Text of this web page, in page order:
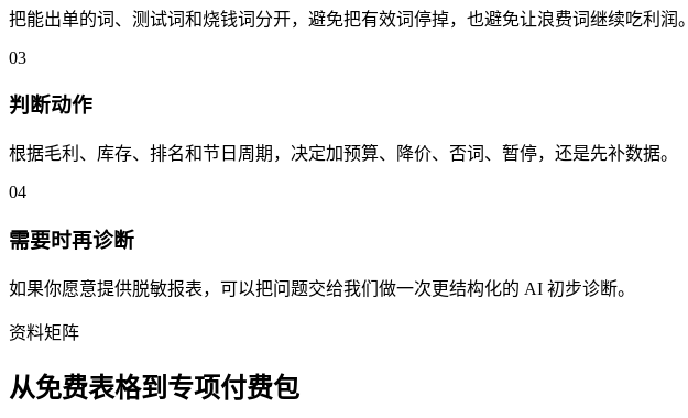
把能出单的词、测试词和烧钱词分开，避免把有效词停掉，也避免让浪费词继续吃利润。
03
判断动作
根据毛利、库存、排名和节日周期，决定加预算、降价、否词、暂停，还是先补数据。
04
需要时再诊断
如果你愿意提供脱敏报表，可以把问题交给我们做一次更结构化的 AI 初步诊断。
资料矩阵
从免费表格到专项付费包